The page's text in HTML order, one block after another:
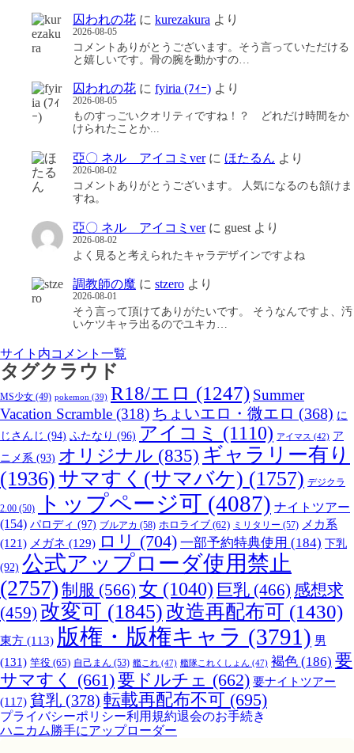
囚われの花 に kurezakura より
2026-08-05
コメントありがとうございます。そう言っていただける
と嬉しいです。骨の腕を動かすの…
囚われの花 に fyiria (ﾌｨｰ) より
2026-08-05
ものすっごいクオリティですね！？ どれだけ時間をか
けられたことか...
亞〇 ネル アイコミverに ほたるん より
2026-08-02
コメントありがとうございます。 人気になるのも頷けま
すね。
亞〇 ネル アイコミverに guest より
2026-08-02
よく見ると考えられたキャラデザインですよね
調教師の魔 に stzero より
2026-08-01
そう言って頂けてありがたいです。 そうなんですよ、汚
いケツキャラ出るのでユキカ…
サイト内コメント一覧
タグクラウド
MS少女 (49) pokemon (39) R18/エロ (1247) Summer
Vacation Scramble (318) ちょいエロ・微エロ (368) に
じさんじ (94) ふたなり (96) アイコミ (1110) アイマス (42) ア
ニメ系 (93) オリジナル (835) ギャラリー有り
(1936) サマすく(サマバケ) (1757) デジクラ
2.00 (50) トップページ可 (4087) ナイトツアー
(154) パロディ (97) ブルアカ (58) ホロライブ (62) ミリタリー (57) メカ系
(121) メガネ (129) ロリ (704) 一部予約特典使用 (184) 下乳
(92) 公式アップローダ使用禁止
(2757) 制服 (566) 女 (1040) 巨乳 (466) 感想求
(459) 改変可 (1845) 改造再配布可 (1430)
東方 (113) 版権・版権キャラ (3791) 男
(131) 竿役 (65) 自己まん (53) 艦これ (47) 艦隊これくしょん (47) 褐色 (186) 要
サマすく
(661)要ドルチェ (662) 要ナイトツアー
(117) 貧乳 (378) 転載再配布不可 (695)
プライバシーポリシー利用規約退会のお手続き
ハニカム勝手にアップローダー